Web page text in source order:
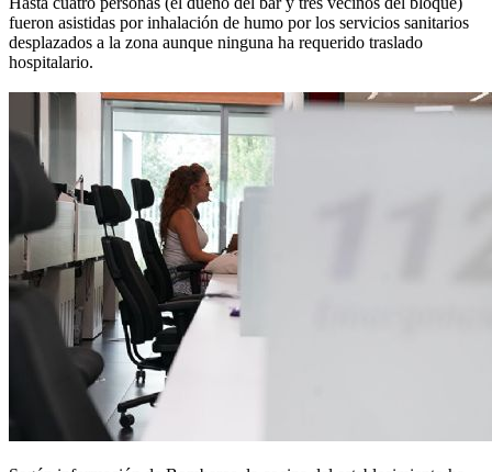
fueron asistidas por inhalación de humo por los servicios sanitarios
desplazados a la zona aunque ninguna ha requerido traslado
hospitalario.